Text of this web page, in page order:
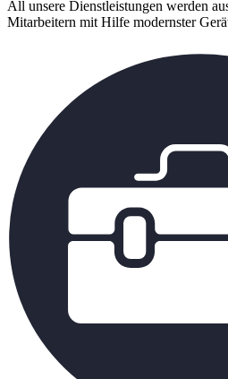
All unsere Dienstleistungen werden
Mitarbeitern mit Hilfe modernster